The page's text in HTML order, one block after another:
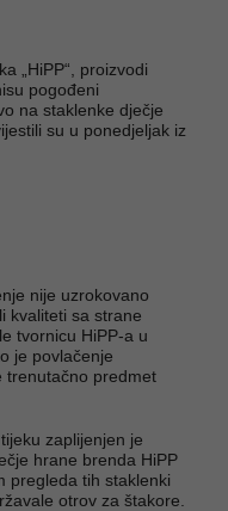
„HiPP“, proizvodi
pogođeni
na staklenke dječje
su u ponedjeljak iz
nije uzrokovano
kvaliteti sa strane
tvornicu HiPP-a u
je povlačenje
trenutačno predmet
zaplijenjen je
hrane brenda HiPP
pregleda tih staklenki
otrov za štakore.